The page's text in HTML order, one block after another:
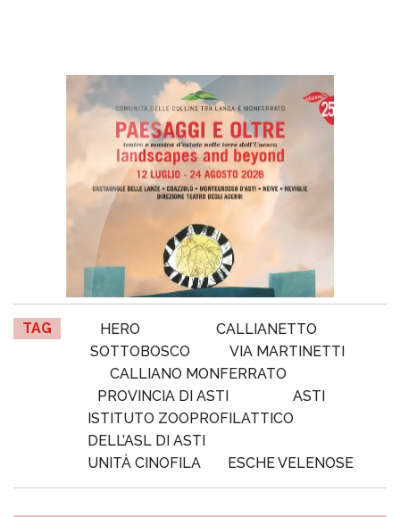
TAG HERO
CALLIANETTO
SOTTOBOSCO
VIA MARTINETTI
CALLIANO MONFERRATO
PROVINCIA DI ASTI
ASTI
ISTITUTO ZOOPROFILATTICO
DELL’ASL DI ASTI
UNITÀ CINOFILA
ESCHE VELENOSE